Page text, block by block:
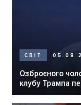
СВІТ
Озброєного
клубу Трампа